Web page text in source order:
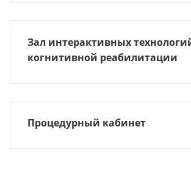
Зал интерактивных
когнитивной реабилитации
Процедурный кабинет